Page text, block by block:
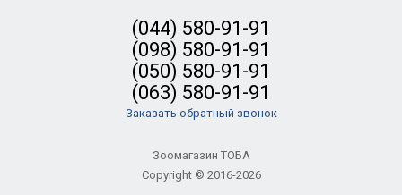
(044) 580-91-91
(098) 580-91-91
(050) 580-91-91
(063) 580-91-91
Заказать обратный звонок
Зоомагазин ТОБА
Copyright © 2016-2026